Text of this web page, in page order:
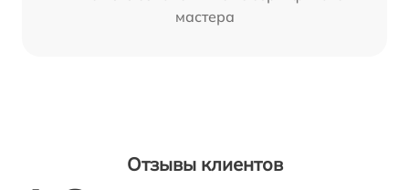
мастера
Отзывы клиентов